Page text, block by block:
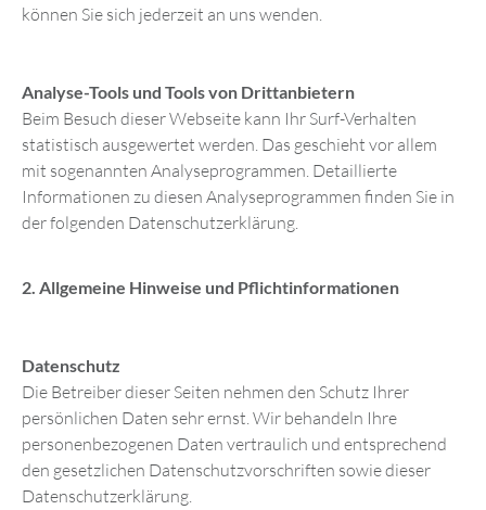
können Sie sich jederzeit an uns wenden.
Analyse-Tools und Tools von Drittanbietern
Beim Besuch dieser Webseite kann Ihr Surf-Verhalten
statistisch ausgewertet werden. Das geschieht vor allem
mit sogenannten Analyseprogrammen. Detaillierte
Informationen zu diesen Analyseprogrammen finden Sie in
der folgenden Datenschutzerklärung.
2. Allgemeine Hinweise und Pflichtinformationen
Datenschutz
Die Betreiber dieser Seiten nehmen den Schutz Ihrer
persönlichen Daten sehr ernst. Wir behandeln Ihre
personenbezogenen Daten vertraulich und entsprechend
den gesetzlichen Datenschutzvorschriften sowie dieser
Datenschutzerklärung.